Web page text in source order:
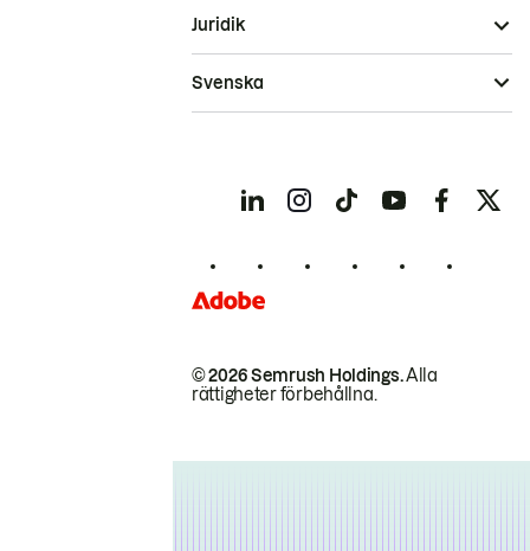
© 2026 Semrush Holdings.Alla
rättigheter förbehållna.
Juridik
Svenska